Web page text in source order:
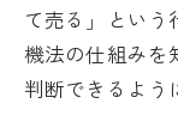
て売る」とい
機法の仕組みを
判断できるよう